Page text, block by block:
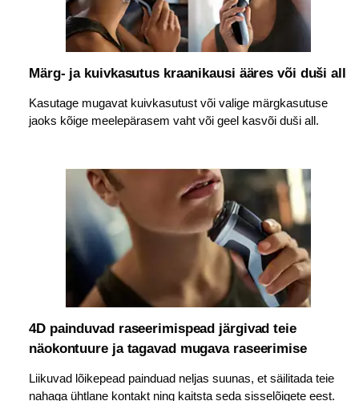
Märg- ja kuivkasutus kraanikausi ääres või duši all
Kasutage mugavat kuivkasutust või valige märgkasutuse
jaoks kõige meelepärasem vaht või geel kasvõi duši all.
4D painduvad raseerimispead järgivad teie
näokontuure ja tagavad mugava raseerimise
Liikuvad lõikepead painduad neljas suunas, et säilitada teie
nahaga ühtlane kontakt ning kaitsta seda sisselõigete eest.